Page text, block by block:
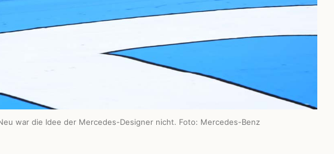
war die Idee der Mercedes-Designer nicht. Foto: Mercedes-Benz